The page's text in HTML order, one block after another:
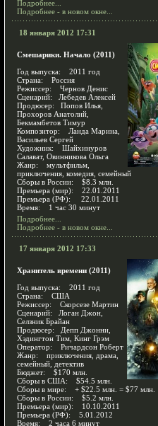
Подробнее...
Подробнее - в новом окне...
18 января 2012 17:31
Смешарики. Начало (2011)
Год выпуска: 2011 год
Страна: Россия
Режиссер: Чернов Денис
Сценарий: Лебедев Алексей
Продюсер: Попов Илья,
Прохоров Анатолий,
Бекмамбетов Тимур
Композитор: Ланда Марина,
Васильев Сергей
Художник: Шайхинуров
Салават, Овинникова Ольга
Жанр: мультфильм,
приключения, комедия, семейный
Сборы в России: $8.3 млн.
Премьера (мир): 22.01.2011
Премьера (РФ): 22.01.2011
Время: 1 час 30 минут
Подробнее...
Подробнее - в новом окне...
17 января 2012 17:33
Хранитель времени (2011)
Год выпуска: 2011 год
Страна: США
Режиссер: Скорсезе Мартин
Сценарий: Логан Джон,
Селзник Брайан
Продюсер: Депп Джонни,
Хэдингтон Тим, Кинг Грэм
Оператор: Ричардсон Роберт
Жанр: приключения, драма,
семейный, детектив
Бюджет: $170 млн.
Сборы в США: $54.5 млн.
Сборы в мире: + $22.5 млн. = $77 млн.
Сборы в России: $5.2 млн.
Премьера (мир): 10.10.2011
Премьера (РФ): 5.01.2012
Время: 2 часа 6 минут